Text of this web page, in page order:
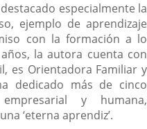
especialmente la
ejemplo de aprendizaje
con la formación a lo
la autora cuenta con
es Orientadora Familiar y
dedicado más de cinco
y humana,
‘eterna aprendiz’.